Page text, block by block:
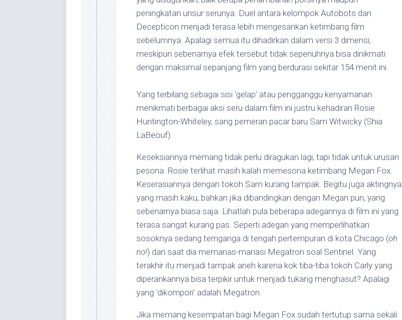
peningkatan unsur serunya. Duel antara kelompok Autobots dan
Decepticon menjadi terasa lebih mengesankan ketimbang film
sebelumnya. Apalagi semua itu dihadirkan dalam versi 3 dimensi,
meskipun sebenarnya efek tersebut tidak sepenuhnya bisa dinikmati
dengan maksimal sepanjang film yang berdurasi sekitar 154 menit ini.
Yang terbilang sebagai sisi ‘gelap’ atau pengganggu kenyamanan
menikmati berbagai aksi seru dalam film ini justru kehadiran Rosie
Huntington-Whiteley, sang pemeran pacar baru Sam Witwicky (Shia
LaBeouf).
Keseksiannya memang tidak perlu diragukan lagi, tapi tidak untuk urusan
pesona. Rosie terlihat masih kalah memesona ketimbang Megan Fox.
Keserasiannya dengan tokoh Sam kurang tampak. Begitu juga aktingnya
yang masih kaku, bahkan jika dibandingkan dengan Megan pun, yang
sebenarnya biasa saja. Lihatlah pula beberapa adegannya di film ini yang
terasa sangat kurang pas. Seperti adegan yang memperlihatkan
sosoknya sedang ternganga di tengah pertempuran di kota Chicago (oh
no!) dan saat dia memanas-manasi Megatron soal Sentinel. Yang
terakhir itu menjadi tampak aneh karena kok tiba-tiba tokoh Carly yang
diperankannya bisa terpikir untuk menjadi tukang menghasut? Apalagi
yang ‘dikompori’ adalah Megatron.
Jika memang kesempatan bagi Megan Fox sudah tertutup sama sekali